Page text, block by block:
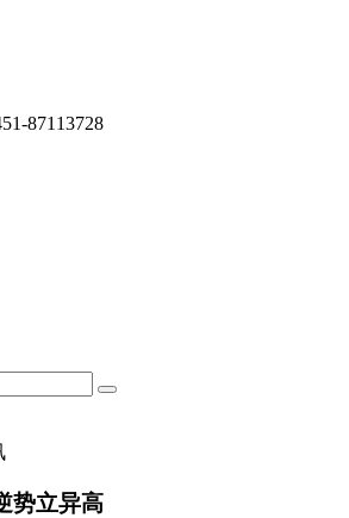
87113728
势立异高